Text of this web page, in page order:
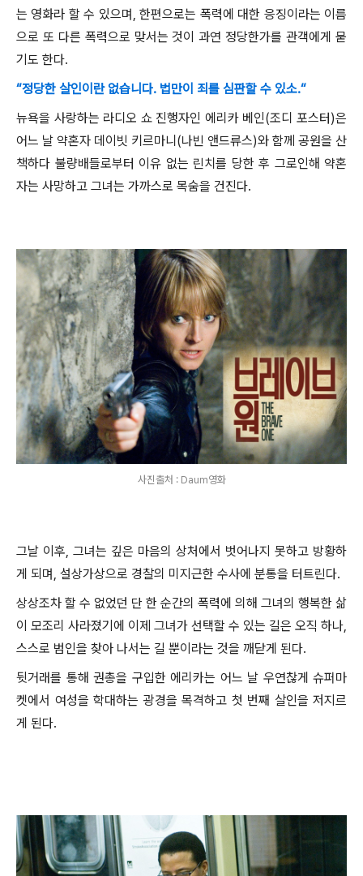
는 영화라 할 수 있으며,한편으로는 폭력에 대한 응징이라는 이름
으로 또 다른 폭력으로 맞서는 것이 과연 정당한가를 관객에게 묻
기도 한다.
“정당한 살인이란 없습니다. 법만이 죄를 심판할 수 있소.“
뉴욕을 사랑하는 라디오 쇼 진행자인 에리카 베인(조디 포스터)은
어느 날 약혼자 데이빗 키르마니 (나빈 앤드류스)와 함께 공원을 산
책하다 불량배들로부터 이유 없는 린치를 당한 후 그로인해 약혼
자는 사망하고 그녀는 가까스로 목숨을 건진다.
사진출처 : Daum영화
그날 이후, 그녀는 깊은 마음의 상처에서 벗어나지 못하고 방황하
게 되며, 설상가상으로 경찰의 미지근한 수사에 분통을 터트린다.
상상조차 할 수 없었던 단 한 순간의 폭력에 의해 그녀의 행복한 삶
이 모조리 사라졌기에 이제 그녀가 선택할 수 있는 길은 오직 하나,
스스로 범인을 찾아 나서는 길 뿐이라는 것을 깨닫게 된다.
뒷거래를 통해 권총을 구입한 에리카는 어느 날 우연찮게 슈퍼마
켓에서 여성을 학대하는 광경을 목격하고 첫 번째 살인을 저지르
게 된다.